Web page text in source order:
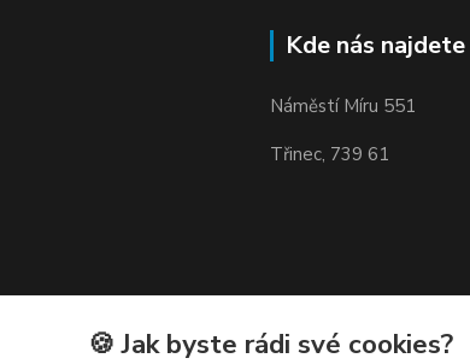
Kde nás najdete
Náměstí Míru 551
Třinec, 739 61
🍪 Jak byste rádi své cookies?